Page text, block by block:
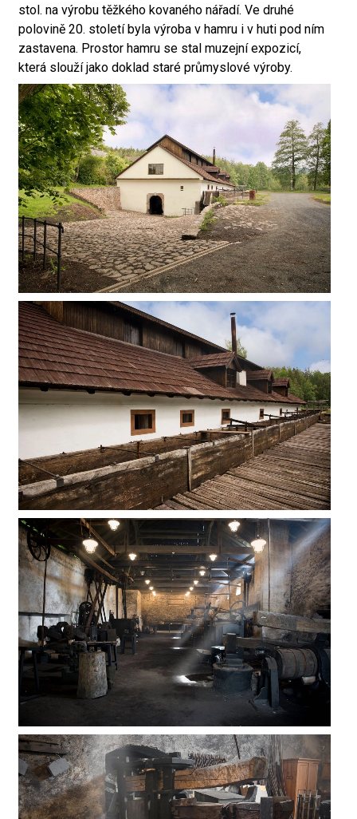
stol. na výrobu těžkého kovaného nářadí. Ve druhé
polovině 20. století byla výroba v hamru i v huti pod ním
zastavena. Prostor hamru se stal muzejní expozicí,
která slouží jako doklad staré průmyslové výroby.